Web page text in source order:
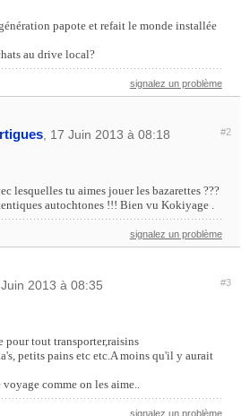
papote et refait le monde installée
au drive local?
signalez un problème
, 17 Juin 2013 à 08:18 #2
lesquelles tu aimes jouer les bazarettes ???
autochtones !!! Bien vu Kokiyage .
signalez un problème
Juin 2013 à 08:35 #3
pour tout transporter,raisins
petits pains etc etc.A moins qu'il y aurait
comme on les aime..
signalez un problème